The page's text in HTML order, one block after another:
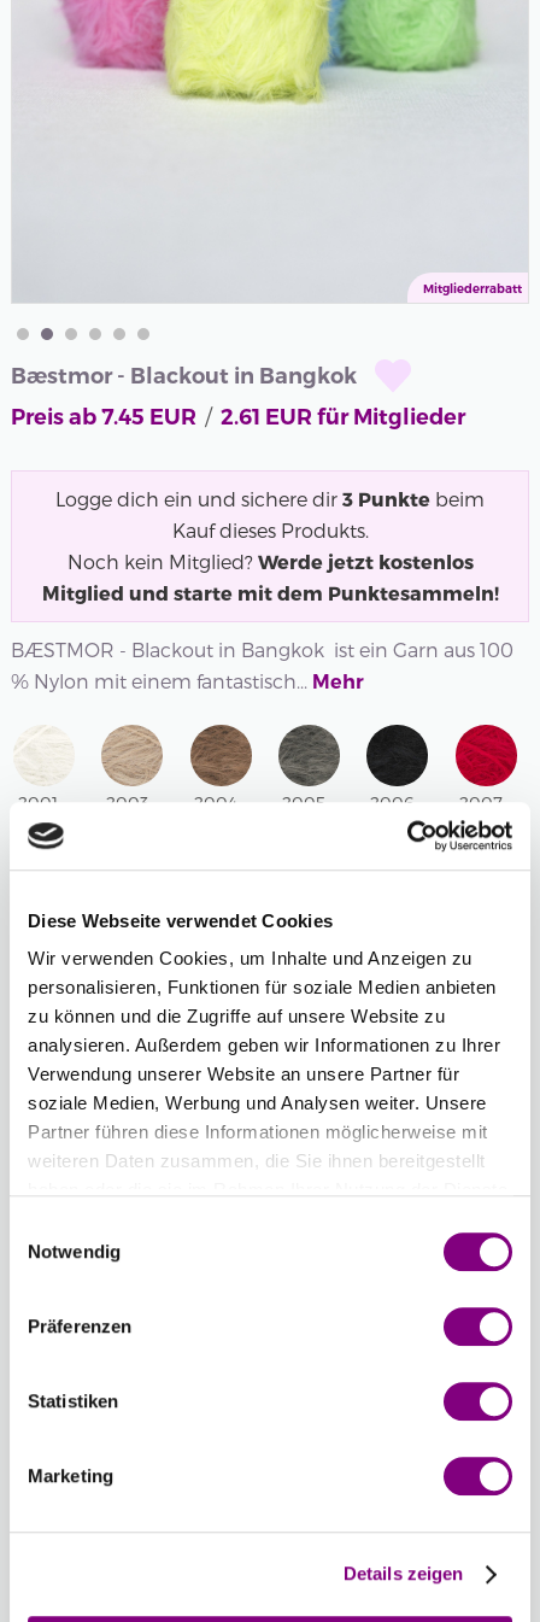
Diese Webseite verwendet Cookies
Wir verwenden Cookies, um Inhalte und Anzeigen zu
personalisieren, Funktionen für soziale Medien anbieten
zu können und die Zugriffe auf unsere Website zu
analysieren. Außerdem geben wir Informationen zu Ihrer
Verwendung unserer Website an unsere Partner für
soziale Medien, Werbung und Analysen weiter. Unsere
Partner führen diese Informationen möglicherweise mit
weiteren Daten zusammen, die Sie ihnen bereitgestellt
Notwendig
Präferenzen
Statistiken
Marketing
Details zeigen
Mitgliederrabatt
Bæstmor - Blackout in Bangkok
Preis ab7.45 EUR / 2.61 EUR für Mitglieder
Logge dich ein und sichere dir 3 Punkte beim
Kauf dieses Produkts.
Noch kein Mitglied? Werde jetzt kostenlos
Mitglied und starte mit dem Punktesammeln!
BÆSTMOR - Blackout in Bangkok ist ein Garn aus 100
% Nylon mit einem fantastisch... Mehr
2001 -
WHITE
2003 -
2004 -
2005 -
2006 -
BLACK
2007 -
DEEP
2008 -
ICE
BLUE
2009 -
ROYAL
BLUE
2010 -
APPLE
MINT
2011 -
MATCHA
GREEN
2012 -
FUCHSIA
2013 -
2014 -
CARIBBEAN
BLUE
2015 -
LAVENDER
2016 -
NEON
PINK
2017 -
NEON
YELLOW
2018 -
NEON
GREEN
2019 -
PURPUR/
PRINT
2020 -
2021 -
2025 -
PRINT
2026 -
2023 - GREY PRINT
Chargennummer:
+
Preis ab7.45EUR/ 2.61EUR für Mitglieder